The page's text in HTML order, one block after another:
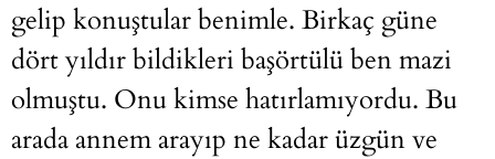
gelip konuştular benimle. Birkaç güne
dört yıldır bildikleri başörtülü ben mazi
olmuştu. Onu kimse hatırlamıyordu. Bu
arada annem arayıp ne kadar üzgün ve